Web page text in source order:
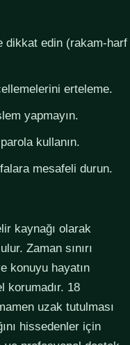
dikkat edin (rakam-harf
erteleme.
yapmayın.
kullanın.
mesafeli durun.
kaynağı olarak
Zaman sınırı
konuyu hayatın
korumadır. 18
uzak tutulması
hissedenler için